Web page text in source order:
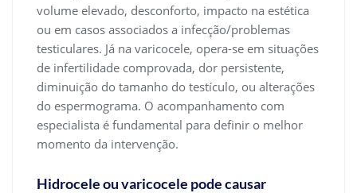
volume elevado, desconforto, impacto na estética
ou em casos associados a infecção/problemas
testiculares. Já na varicocele, opera-se em situações
de infertilidade comprovada, dor persistente,
diminuição do tamanho do testículo, ou alterações
do espermograma. O acompanhamento com
especialista é fundamental para definir o melhor
momento da intervenção.
Hidrocele ou varicocele pode causar